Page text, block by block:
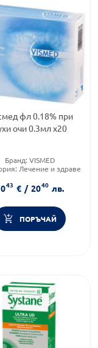
фл 0.18% при
очи 0.3мл х20
Бранд: VISMED
Лечение и здраве
43 € / 2040 лв.
ПОРЪЧАЙ